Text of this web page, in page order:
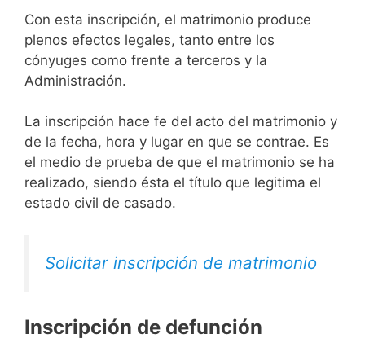
Con esta inscripción, el matrimonio produce
plenos efectos legales, tanto entre los
cónyuges como frente a terceros y la
Administración.
La inscripción hace fe del acto del matrimonio y
de la fecha, hora y lugar en que se contrae. Es
el medio de prueba de que el matrimonio se ha
realizado, siendo ésta el título que legitima el
estado civil de casado.
Solicitar inscripción de matrimonio
Inscripción de defunción